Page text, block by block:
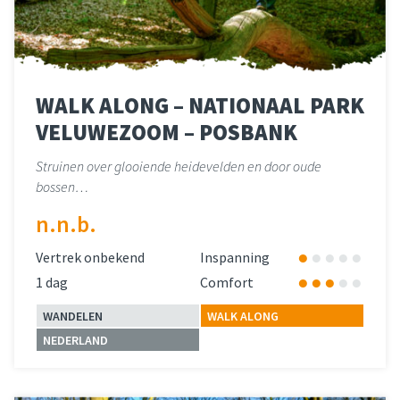
WALK ALONG – NATIONAAL PARK
VELUWEZOOM – POSBANK
Struinen over glooiende heidevelden en door oude
bossen…
n.n.b.
Vertrek onbekend
Inspanning
1 dag
Comfort
WANDELEN
WALK ALONG
NEDERLAND